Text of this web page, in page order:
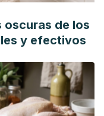
oscuras de los
y efectivos